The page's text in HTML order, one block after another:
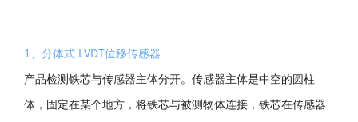
1、分体式 LVDT位移传感器
产品检测铁芯与传感器主体分开。传感器主体是中空的圆柱
体，固定在某个地方，将铁芯与被测物体连接，铁芯在传感器